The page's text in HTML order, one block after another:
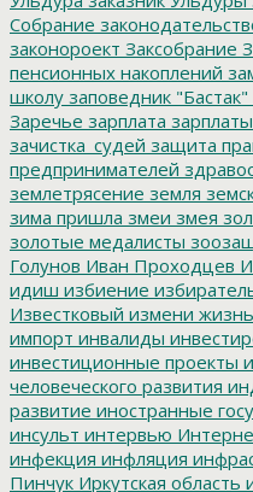
Собрание
законороект Заксобрание
пенсионных накоплений
школу заповедник "Бастак"
Заречье зарплата зарплаты
зачистка_судей защита
предпринимателей
землетрясение земля
зима пришла змеи змея
золотые медалисты
Голунов Иван Проходцев
идиш избиение
Известковый измени
импорт инвалиды
инвестиционные проекты
человеческого развития
развитие иностранные
инсульт интервью
инфекция инфляция
Пинчук Иркутская область